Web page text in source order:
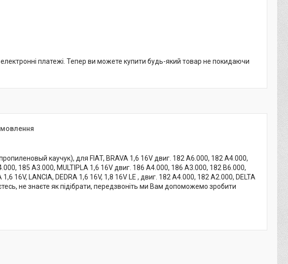
електронні платежі. Тепер ви можете купити будь-який товар не покидаючи
каучук), для FIAT, BRAVA 1,6 16V двиг. 182 A6.000, 182 A4.000,
185 A3.000, MULTIPLA 1,6 16V двиг. 186 A4.000, 186 A3.000, 182 B6.000,
16V, LANCIA, DEDRA 1,6 16V, 1,8 16V LE , двиг. 182 A4.000, 182 A2.000, DELTA
не знаєте як підібрати, передзвоніть ми Вам допоможемо зробити